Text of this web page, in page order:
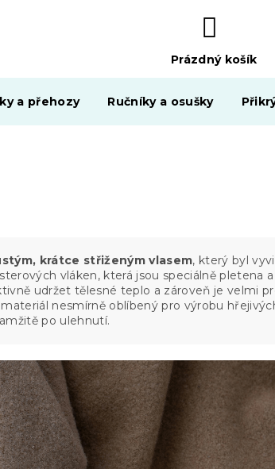
NÁKUPNÍ
KOŠÍK
Prázdný košík
a přehozy Ručníky a osušky
krátce střiženým vlasem, který byl
vláken, která jsou speciálně pletena
udržet tělesné teplo a zároveň je velmi
nesmírně oblíbený pro výrobu
po ulehnutí.